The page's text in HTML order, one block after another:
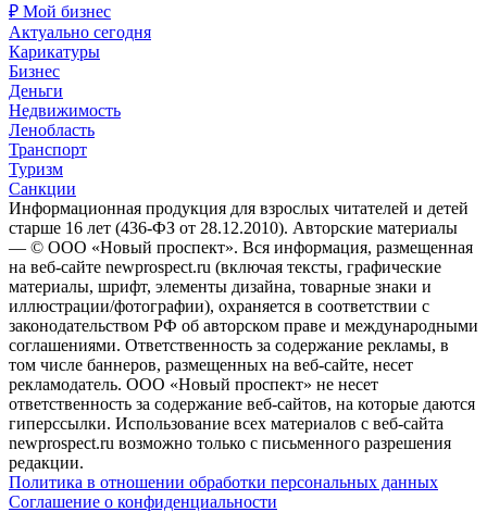
₽ Мой бизнес
Актуально сегодня
Карикатуры
Бизнес
Деньги
Недвижимость
Ленобласть
Транспорт
Туризм
Санкции
Информационная продукция для взрослых читателей и детей
старше 16 лет (436-ФЗ от 28.12.2010). Авторские материалы
— © ООО «Новый проспект». Вся информация, размещенная
на веб-сайте newprospect.ru (включая тексты, графические
материалы, шрифт, элементы дизайна, товарные знаки и
иллюстрации/фотографии), охраняется в соответствии с
законодательством РФ об авторском праве и международными
соглашениями. Ответственность за содержание рекламы, в
том числе баннеров, размещенных на веб-сайте, несет
рекламодатель. ООО «Новый проспект» не несет
ответственность за содержание веб-сайтов, на которые даются
гиперссылки. Использование всех материалов с веб-сайта
newprospect.ru возможно только с письменного разрешения
редакции.
Политика в отношении обработки персональных данных
Соглашение о конфиденциальности